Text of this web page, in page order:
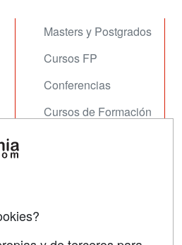
Masters y Postgrados
Cursos FP
Conferencias
Cursos de Formación